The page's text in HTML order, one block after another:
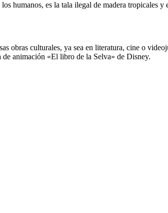
humanos, es la tala ilegal de madera tropicales y
obras culturales, ya sea en literatura, cine o
de animación «El libro de la Selva» de Disney.